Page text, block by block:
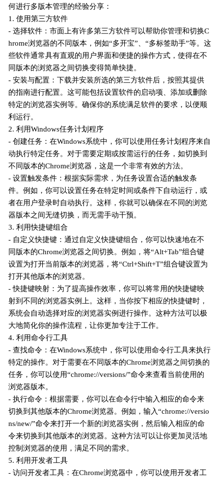
何进行多版本管理的经验分享：
1. 使用第三方软件
- 选择软件：市面上有许多第三方软件可以帮助你管理和切换C
hrome浏览器的不同版本，例如“多开宝”、“多标签助手”等。这
些软件通常具有直观的用户界面和便捷的操作方式，使得在不
同版本的浏览器之间切换变得简单快捷。
- 安装与配置：下载并安装所选的第三方软件后，按照其提供
的指南进行配置。这可能包括设置软件的启动项、添加或删除
特定的浏览器实例等。确保你的系统满足软件的要求，以便顺
利运行。
2. 利用Windows任务计划程序
- 创建任务：在Windows系统中，你可以使用任务计划程序来自
动执行特定任务。对于需要定期或按需运行的任务，如切换到
不同版本的Chrome浏览器，这是一个非常有效的方法。
- 设置触发条件：根据实际需求，为任务设置合适的触发条
件。例如，你可以设置任务在特定时间或条件下自动运行，或
者在用户登录时自动执行。这样，你就可以确保在不同的浏览
器版本之间无缝切换，而无需手动干预。
3. 利用快捷键组合
- 自定义快捷键：通过自定义快捷键组合，你可以快速地在不
同版本的Chrome浏览器之间切换。例如，将“Alt+Tab”组合键
设置为打开当前版本的浏览器，将“Ctrl+Shift+T”组合键设置为
打开其他版本的浏览器。
- 快捷键映射：为了提高操作效率，你可以将常用的快捷键映
射到不同的浏览器实例上。这样，当你按下相应的快捷键时，
系统会自动选择对应的浏览器实例进行操作。这种方法可以极
大地简化你的操作流程，让你更加专注于工作。
4. 利用命令行工具
- 查找命令：在Windows系统中，你可以使用命令行工具来执行
特定的操作。对于需要在不同版本的Chrome浏览器之间切换的
任务，你可以使用“chrome://versions/”命令来查看当前使用的
浏览器版本。
- 执行命令：根据需要，你可以在命令行中输入相应的命令来
切换到其他版本的Chrome浏览器。例如，输入“chrome://versio
ns/new/”命令来打开一个新的浏览器实例，然后输入相应的命
令来切换到其他版本的浏览器。这种方法可以让你更加灵活地
控制浏览器的使用，满足不同的需求。
5. 利用开发者工具
- 访问开发者工具：在Chrome浏览器中，你可以使用开发者工